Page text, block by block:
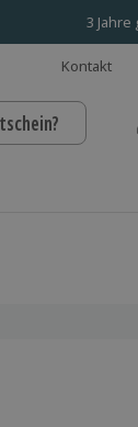
3
Kontakt